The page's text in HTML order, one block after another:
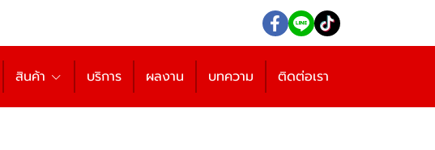
สินค้า บริการ ผลงาน บทความ ติดต่อเรา